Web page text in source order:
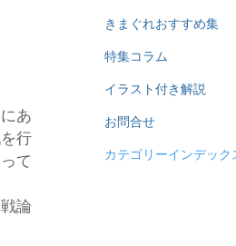
あ
行
て
論
きまぐれおすすめ集
特集コラム
イラスト付き解説
お問合せ
カテゴリーインデック